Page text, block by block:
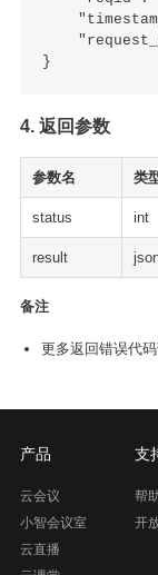
4. 返回参数
参数名 类
status int
result
备注
更多返回错误代
产品
云会议
小智会议室
云直播
支
帮
开